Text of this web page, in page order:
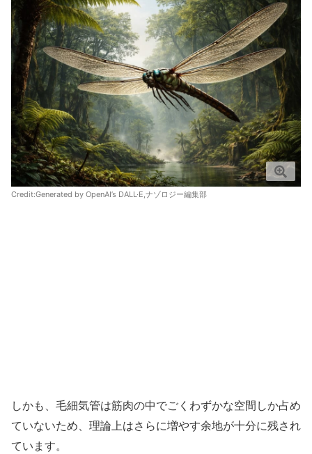
Credit:Generated by OpenAI’s DALL·E,ナゾロジー編集部
しかも、毛細気管は筋肉の中でごくわずかな空間しか占め
ていないため、理論上はさらに増やす余地が十分に残され
ています。